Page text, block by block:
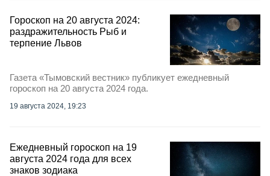
Гороскоп на 20 августа 2024:
раздражительность Рыб и
терпение Львов
Газета «Тымовский вестник» публикует ежедневный
гороскоп на 20 августа 2024 года.
19 августа 2024, 19:23
Ежедневный гороскоп на 19
августа 2024 года для всех
знаков зодиака